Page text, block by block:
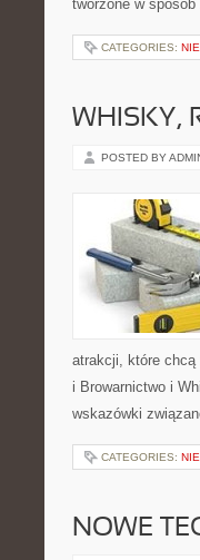
tworzone w
CATEGORIES:
WHISKY,
POSTED BY
atrakcji, które chcą
i Browarnictwo i
wskazówki
CATEGORIES:
NOWE